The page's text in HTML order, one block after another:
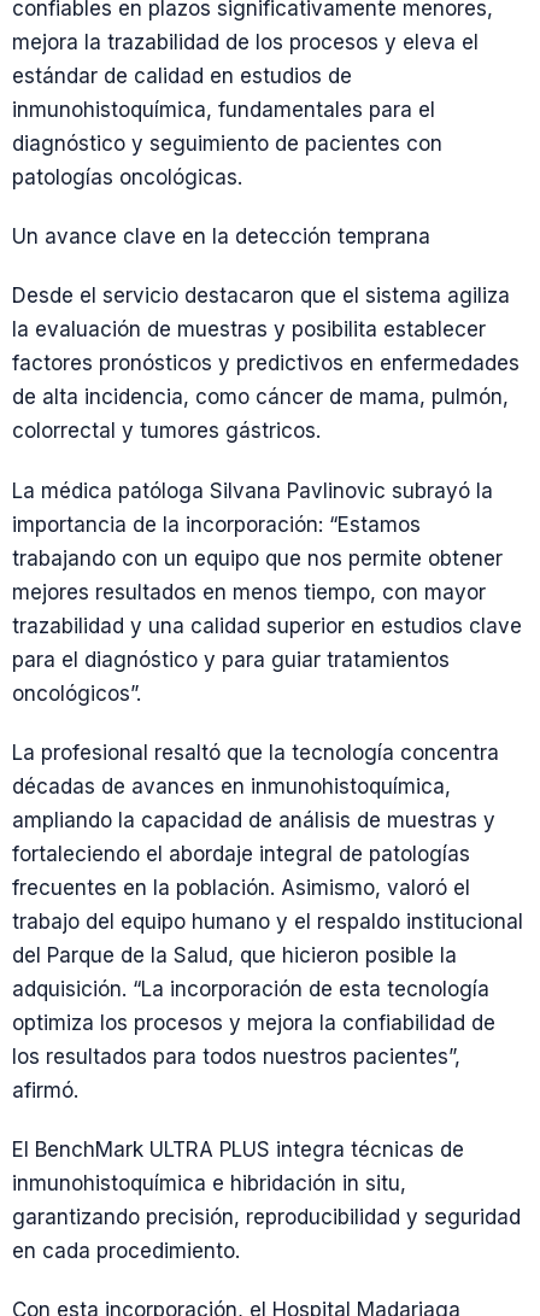
confiables en plazos significativamente menores,
mejora la trazabilidad de los procesos y eleva el
estándar de calidad en estudios de
inmunohistoquímica, fundamentales para el
diagnóstico y seguimiento de pacientes con
patologías oncológicas.
Un avance clave en la detección temprana
Desde el servicio destacaron que el sistema agiliza
la evaluación de muestras y posibilita establecer
factores pronósticos y predictivos en enfermedades
de alta incidencia, como cáncer de mama, pulmón,
colorrectal y tumores gástricos.
La médica patóloga Silvana Pavlinovic subrayó la
importancia de la incorporación: “Estamos
trabajando con un equipo que nos permite obtener
mejores resultados en menos tiempo, con mayor
trazabilidad y una calidad superior en estudios clave
para el diagnóstico y para guiar tratamientos
oncológicos”.
La profesional resaltó que la tecnología concentra
décadas de avances en inmunohistoquímica,
ampliando la capacidad de análisis de muestras y
fortaleciendo el abordaje integral de patologías
frecuentes en la población. Asimismo, valoró el
trabajo del equipo humano y el respaldo institucional
del Parque de la Salud, que hicieron posible la
adquisición. “La incorporación de esta tecnología
optimiza los procesos y mejora la confiabilidad de
los resultados para todos nuestros pacientes”,
afirmó.
El BenchMark ULTRA PLUS integra técnicas de
inmunohistoquímica e hibridación in situ,
garantizando precisión, reproducibilidad y seguridad
en cada procedimiento.
Con esta incorporación, el Hospital Madariaga